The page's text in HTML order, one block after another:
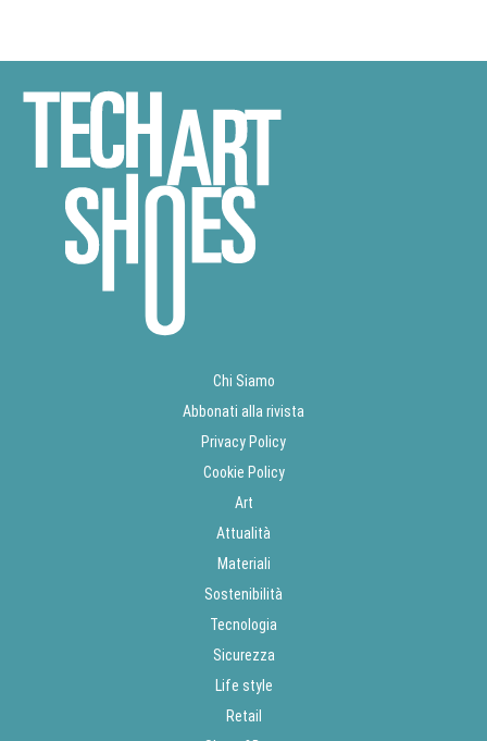
Chi Siamo
Abbonati alla rivista
Privacy Policy
Cookie Policy
Art
Attualità
Materiali
Sostenibilità
Tecnologia
Sicurezza
Life style
Retail